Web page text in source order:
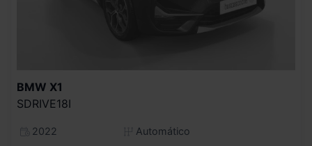
BMW X1
SDRIVE18I
2022 Automático